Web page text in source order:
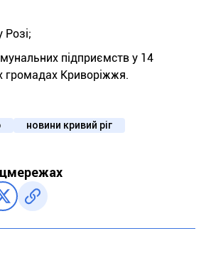
підприємств у 14
громадах Криворіжжя.
новини кривий ріг